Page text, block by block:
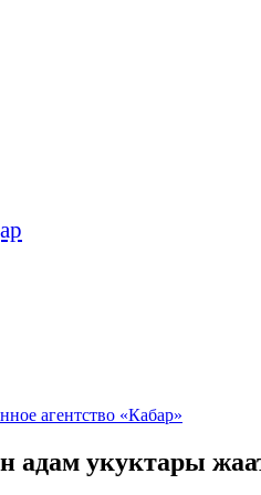
адам укуктары